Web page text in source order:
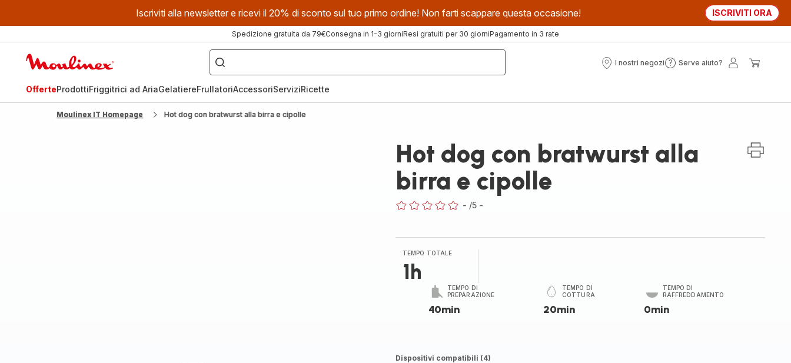
Iscriviti alla newsletter e ricevi il 20% di sconto sul tuo primo ordine! Non farti scappare questa occasione! ISCRIVITI ORA
Spedizione gratuita da 79€Consegna in 1-3 giorniResi gratuiti per 30 giorniPagamento in 3 rate
Cosa
stai
cercando?
I nostri negozi
I
Serve aiuto?
Serve
OfferteProdottiFriggitrici ad AriaGelatiereFrullatoriAccessoriServiziRicette
Moulinex IT Homepage Hot dog con bratwurst alla birra e cipolle
Hot dog con bratwurst alla
birra e cipolle
- /5 -
TEMPO TOTALE
1h
TEMPO DI
PREPARAZIONE
40min
TEMPO DI
COTTURA
20min
TEMPO DI
RAFFREDDAMENTO
0min
Dispositivi compatibili (4)